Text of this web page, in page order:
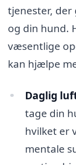
tjenester,
og din hund.
væsentlige
kan hjælpe
Daglig
tage din
hvilket er
mentale